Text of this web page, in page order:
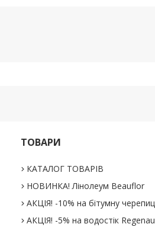
ТОВАРИ
КАТАЛОГ ТОВАРІВ
НОВИНКА! Лінолеум Beauflor
АКЦІЯ! -10% на бітумну
АКЦІЯ! -5% на водостік Regenau